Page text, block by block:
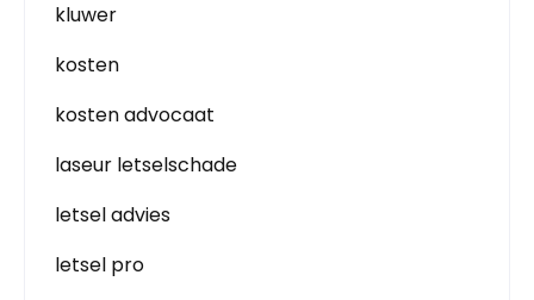
kluwer
kosten
kosten advocaat
laseur letselschade
letsel advies
letsel pro